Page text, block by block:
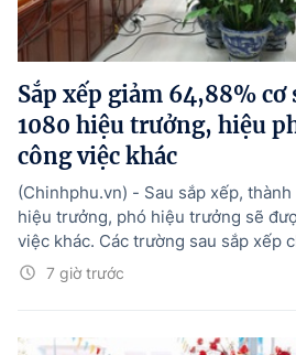
Sắp xếp giảm 64,88% cơ
1080 hiệu trưởng, hiệu
công việc khác
7 giờ trước
(Chinhphu.vn) - Sau sắp xếp,
hiệu trưởng, phó hiệu trưởng sẽ
việc khác. Các trường sau sắp xếp